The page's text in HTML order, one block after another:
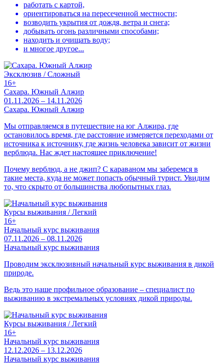
работать с картой,
ориентироваться на пересеченной местности;
возводить укрытия от дождя, ветра и снега;
добывать огонь различными способами;
находить и очищать воду;
и многое другое...
Эксклюзив / Сложный
16+
Сахара. Южный Алжир
01.11.2026 – 14.11.2026
Сахара. Южный Алжир
Мы отправляемся в путешествие на юг Алжира, где
остановилось время, где расстояние измеряется переходами от
источника к источнику, где жизнь человека зависит от жизни
верблюда. Нас ждет настоящее приключение!
Почему верблюд, а не джип? С караваном мы заберемся в
такие места, куда не может попасть обычный турист. Увидим
то, что скрыто от большинства любопытных глаз.
Курсы выживания / Легкий
16+
Начальный курс выживания
07.11.2026 – 08.11.2026
Начальный курс выживания
Проводим эксклюзивный начальный курс выживания в дикой
природе.
Ведь это наше профильное образование – специалист по
выживанию в экстремальных условиях дикой природы.
Курсы выживания / Легкий
16+
Начальный курс выживания
12.12.2026 – 13.12.2026
Начальный курс выживания